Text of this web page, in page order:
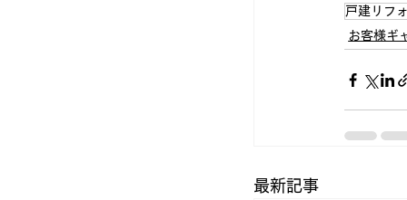
戸建リフ
お客様ギ
最新記事